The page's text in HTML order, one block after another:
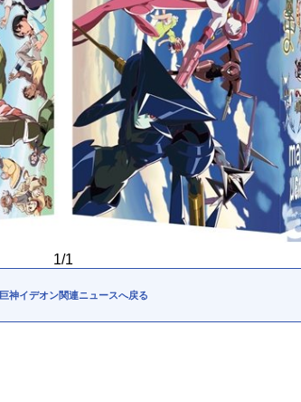
1/1
神イデオン関連ニュースへ戻る